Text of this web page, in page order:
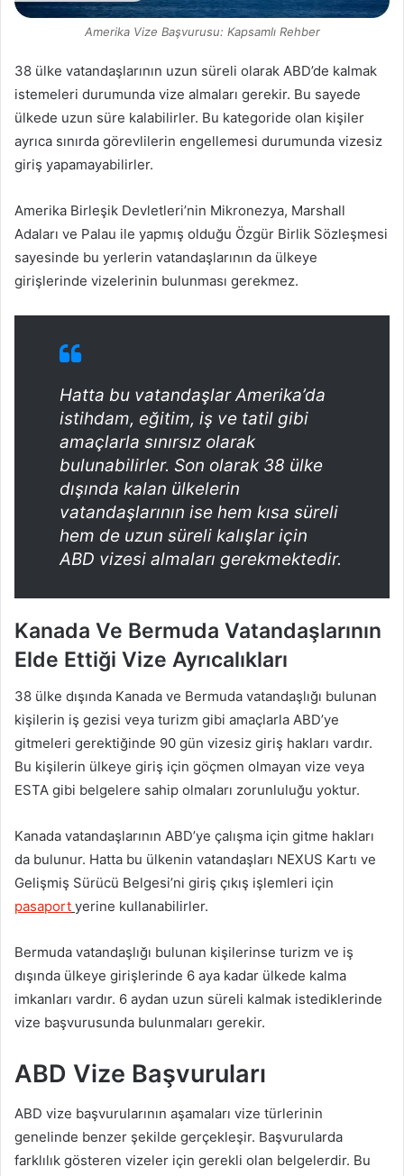
Amerika Vize Başvurusu: Kapsamlı Rehber
38 ülke vatandaşlarının uzun süreli olarak ABD’de kalmak
istemeleri durumunda vize almaları gerekir. Bu sayede
ülkede uzun süre kalabilirler. Bu kategoride olan kişiler
ayrıca sınırda görevlilerin engellemesi durumunda vizesiz
giriş yapamayabilirler.
Amerika Birleşik Devletleri’nin Mikronezya, Marshall
Adaları ve Palau ile yapmış olduğu Özgür Birlik Sözleşmesi
sayesinde bu yerlerin vatandaşlarının da ülkeye
girişlerinde vizelerinin bulunması gerekmez.
Hatta bu vatandaşlar Amerika’da
istihdam, eğitim, iş ve tatil gibi
amaçlarla sınırsız olarak
bulunabilirler. Son olarak 38 ülke
dışında kalan ülkelerin
vatandaşlarının ise hem kısa süreli
hem de uzun süreli kalışlar için
ABD vizesi almaları gerekmektedir.
Kanada Ve Bermuda Vatandaşlarının
Elde Ettiği Vize Ayrıcalıkları
38 ülke dışında Kanada ve Bermuda vatandaşlığı bulunan
kişilerin iş gezisi veya turizm gibi amaçlarla ABD’ye
gitmeleri gerektiğinde 90 gün vizesiz giriş hakları vardır.
Bu kişilerin ülkeye giriş için göçmen olmayan vize veya
ESTA gibi belgelere sahip olmaları zorunluluğu yoktur.
Kanada vatandaşlarının ABD’ye çalışma için gitme hakları
da bulunur. Hatta bu ülkenin vatandaşları NEXUS Kartı ve
Gelişmiş Sürücü Belgesi’ni giriş çıkış işlemleri için
pasaport yerine kullanabilirler.
Bermuda vatandaşlığı bulunan kişilerinse turizm ve iş
dışında ülkeye girişlerinde 6 aya kadar ülkede kalma
imkanları vardır. 6 aydan uzun süreli kalmak istediklerinde
vize başvurusunda bulunmaları gerekir.
ABD Vize Başvuruları
ABD vize başvurularının aşamaları vize türlerinin
genelinde benzer şekilde gerçekleşir. Başvurularda
farklılık gösteren vizeler için gerekli olan belgelerdir. Bu